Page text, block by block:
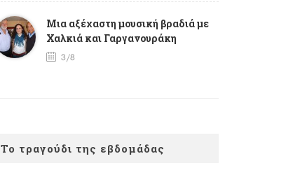
Mια αξέχαστη μουσική βραδιά με
Χαλκιά και Γαργανουράκη
3/8
Το τραγούδι της εβδομάδας